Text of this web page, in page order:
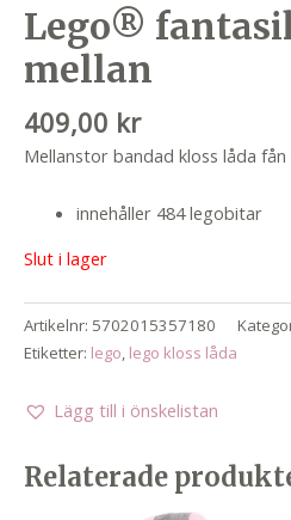
Lego®
mellan
409,00 kr
Mellanstor bandad kloss låda fån
innehåller 484 legobitar
Slut i lager
Artikelnr: 5702015357180
Etiketter: lego, lego kloss låda
Lägg till i önskelistan
Relaterade